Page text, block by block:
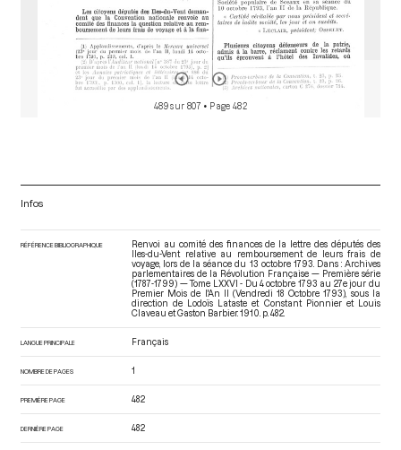
489 sur 807 • Page 482
Infos
RÉFÉRENCE BIBLIOGRAPHIQUE
Renvoi au comité des finances de la lettre des députés des
Iles-du-Vent relative au remboursement de leurs frais de
voyage, lors de la séance du 13 octobre 1793. Dans : Archives
parlementaires de la Révolution Française — Première série
(1787-1799) — Tome LXXVI - Du 4 octobre 1793 au 27e jour du
Premier Mois de l'An II (Vendredi 18 Octobre 1793) , sous la
direction de Lodoïs Lataste et Constant Pionnier et Louis
Claveau et Gaston Barbier. 1910. p. 482.
LANGUE PRINCIPALE Français
NOMBRE DE PAGES 1
PREMIÈRE PAGE 482
DERNIÈRE PAGE 482